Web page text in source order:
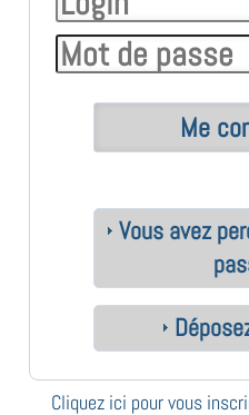
Vous avez
Cliquez ici pour vous